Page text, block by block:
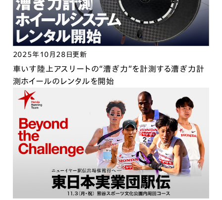
2025年10月28日更新
車いす陸上アスリートの“漕ぎ力”を計測する漕ぎ力計
測ホイールのレンタルを開始